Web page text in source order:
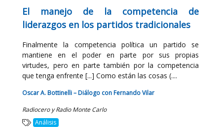
El manejo de la competencia de
liderazgos en los partidos tradicionales
Finalmente la competencia política un partido se
mantiene en el poder en parte por sus propias
virtudes, pero en parte también por la competencia
que tenga enfrente [...] Como están las cosas (....
Oscar A. Bottinelli – Diálogo con Fernando Vilar
Radiocero y Radio Monte Carlo
Análisis